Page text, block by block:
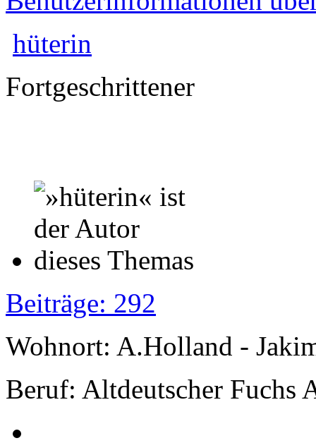
hüterin
Fortgeschrittener
Beiträge: 292
Wohnort: A.Holland -
Beruf: Altdeutscher Fuchs